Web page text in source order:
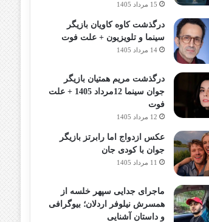
15 مرداد 1405
درگذشت کاوه کاویان بازیگر
سینما و تلویزیون + علت فوت
14 مرداد 1405
درگذشت مریم همتیان بازیگر
جوان سینما 12مرداد 1405 + علت
فوت
12 مرداد 1405
عکس ازدواج اما رابرتز بازیگر
جوان با کودی جان
11 مرداد 1405
ماجرای جدایی سپهر خلسه از
همسرش نیلوفر اردلان؛ بیوگرافی
و داستان آشنایی